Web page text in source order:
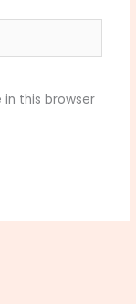
in this browser